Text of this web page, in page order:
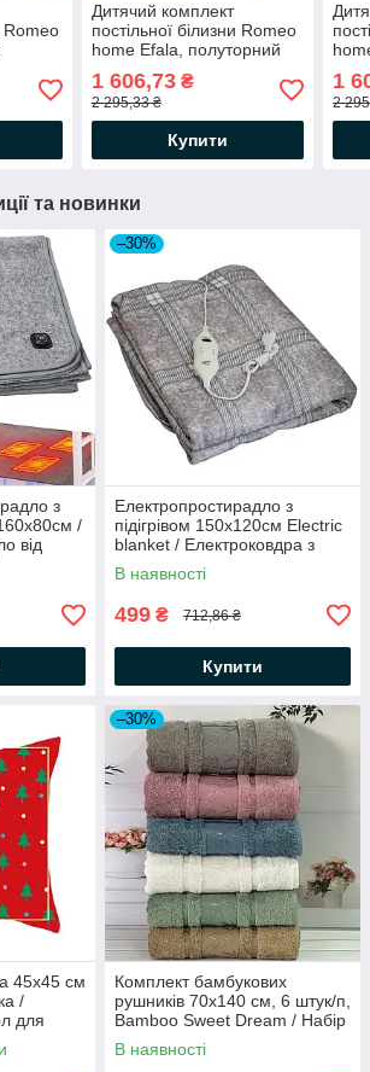
Romeo
Дитячий комплект
постільної білизни Romeo
home Efala, полуторний
розмір / Бавовняна
постільна білизна дитяча
1 606,73₴
2 295,33 ₴
Купити
1
2
та новинки
з
160х80см /
від
–30%
Електропростирадло з
підігрівом 150х120см Electric
blanket / Електроковдра з
терморегулятором
В наявності
499 ₴ 712,86 ₴
Купити
45x45 см
/
для
–30%
Комплект бамбукових
рушників 70х140 см, 6 штук/п,
Bamboo Sweet Dream / Набір
рушників / Ніжні рушники
банні
В наявності